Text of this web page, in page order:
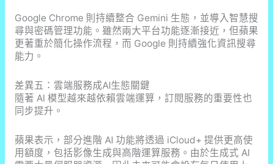
Google Chrome 則持續整合 Gemini 生態，並導入智慧搜
尋與密碼管理功能。雖然兩大平台功能逐漸接近，但蘋果
更著重於簡化操作流程，而 Google 則持續強化資訊搜尋
能力。
差異五：雲端服務成AI生態關鍵
隨著 AI 模型越來越依賴雲端運算，訂閱服務的重要性也
同步提升。
蘋果表示，部分進階 AI 功能將透過 iCloud+ 提供更高使
用額度，包括影像生成與高階運算服務。由於生成式 AI